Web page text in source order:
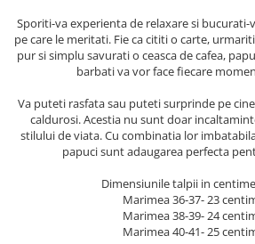
Sporiti-va experienta de relaxare si
pe care le meritati. Fie ca cititi o carte,
pur si simplu savurati o ceasca de cafea,
barbati va vor face fiecare
Va puteti rasfata sau puteti surprinde pe
caldurosi. Acestia nu sunt doar
stilului de viata. Cu combinatia lor
papuci sunt adaugarea perfecta
Dimensiunile talpii in
Marimea 36-37- 23
Marimea 38-39- 24
Marimea 40-41- 25